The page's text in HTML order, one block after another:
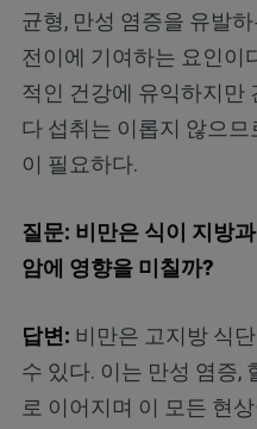
균형, 만성 염증을 유발
전이에 기여하는 요인이
적인 건강에 유익하지만
다 섭취는 이롭지 않으
이 필요하다.
질문: 비만은 식이 지방
암에 영향을 미칠까?
답변: 비만은 고지방 식
수 있다. 이는 만성 염증,
로 이어지며 이 모든 현